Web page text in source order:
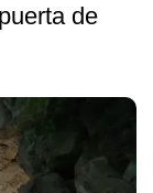
de